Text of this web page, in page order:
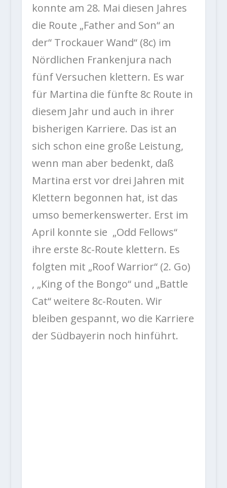
konnte am 28. Mai diesen Jahres
die Route „Father and Son“ an
der“ Trockauer Wand“ (8c) im
Nördlichen Frankenjura nach
fünf Versuchen klettern. Es war
für Martina die fünfte 8c Route in
diesem Jahr und auch in ihrer
bisherigen Karriere. Das ist an
sich schon eine große Leistung,
wenn man aber bedenkt, daß
Martina erst vor drei Jahren mit
Klettern begonnen hat, ist das
umso bemerkenswerter. Erst im
April konnte sie „Odd Fellows“
ihre erste 8c-Route klettern. Es
folgten mit „Roof Warrior“ (2. Go)
, „King of the Bongo“ und „Battle
Cat“ weitere 8c-Routen. Wir
bleiben gespannt, wo die Karriere
der Südbayerin noch hinführt.